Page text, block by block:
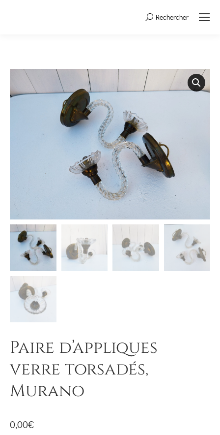
Search:Rechercher
Paire d’appliques
verre torsadés,
Murano
0,00€